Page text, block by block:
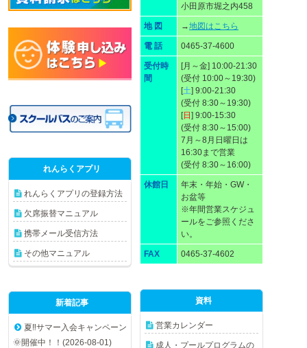
小田原市堀之内458
地 図 →地図はこちら
電 話 0465-37-4600
受付時
間
[月～金] 10:00-21:30
(受付 10:00～19:30)
[土] 9:00-21:30
(受付 8:30～19:30)
[日] 9:00-15:30
(受付 8:30～15:00)
7月～8月日曜日は
16:30まで営業
(受付 8:30～16:00)
休館日
年末・年始・GW・
お盆等
※年間営業スケジュ
ールをご参照くださ
い。
FAX 0465-37-4602
れんらくアプリ
れんらくアプリの登録方法
欠席振替マニュアル
携帯メール受信方法
その他マニュアル
資料
営業カレンダー
成人・プールプログラムの
新着記事
夏‼️サマー入会キャンペーン
🌞開催中！！(2026-08-01)